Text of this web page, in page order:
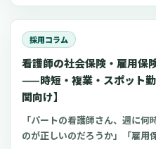
護施設など、さまざまな現場で
を、実際の事例を交えながら整
中では、採用のミスマッチを減
者と接点を持つための新しい
考え方にも触れていきます。こ
ような仕組みを活用すること
す。
るだけ分かりやすく整理しまし
いための工夫や、健康情報を取
その情報の保管方法まで、現場
解消する一助となれば幸いです
ような状況でも安定して提供で
に直結します。経験者採用にお
であった場合、入職後に再穿刺
シデントが増加し、患者さんの
ッフの早期離職を招く可能性も
が未経験の方や、ブランクがあ
年程度で、組織の貴重な戦力
す。この記事では、採用活動に
採用コラム
看護師の社会保険・雇用保
——時短・複業・スポット
関向け】
「パートの看護師さん、週に
のが正しいのだろうか」「雇用